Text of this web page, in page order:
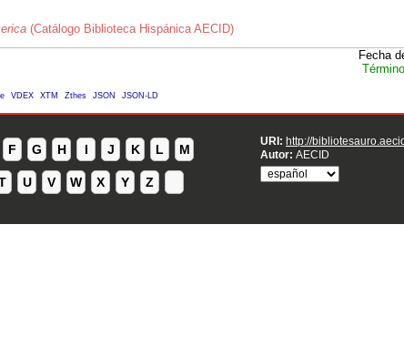
(Catálogo Biblioteca Hispánica AECID)
Fecha
VDEX XTM Zthes JSON JSON-LD
F G H I J K L M
U V W X Y Z
URI: http://
Autor: AECID